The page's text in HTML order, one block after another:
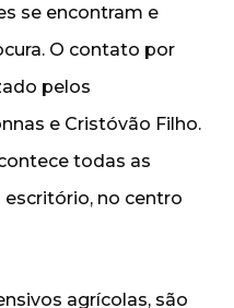
se encontram e
O contato por
pelos
e Cristóvão Filho.
todas as
no centro
agrícolas, são